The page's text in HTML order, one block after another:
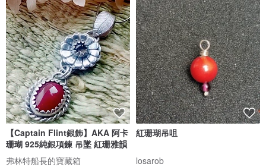
【Captain Flint銀飾】AKA 阿卡
珊瑚 925純銀項鍊 吊墜 紅珊雅韻
弗林特船長的寶藏箱
紅珊瑚吊咀
losarob